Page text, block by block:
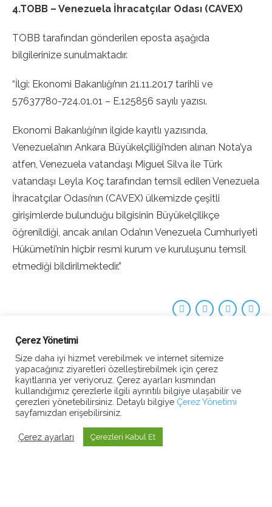
4.TOBB – Venezuela İhracatçılar Odası (CAVEX)
TOBB tarafından gönderilen eposta aşağıda
bilgilerinize sunulmaktadır.
“İlgi: Ekonomi Bakanlığı’nın 21.11.2017 tarihli ve
57637780-724.01.01 – E.125856 sayılı yazısı.
Ekonomi Bakanlığı’nın ilgide kayıtlı yazısında,
Venezuela’nın Ankara Büyükelçiliği’nden alınan Nota’ya
atfen, Venezuela vatandaşı Miguel Silva ile Türk
vatandaşı Leyla Koç tarafından temsil edilen Venezuela
İhracatçılar Odası’nın (CAVEX) ülkemizde çeşitli
girişimlerde bulunduğu bilgisinin Büyükelçilikçe
öğrenildiği, ancak anılan Oda’nın Venezuela Cumhuriyeti
Hükümeti’nin hiçbir resmi kurum ve kuruluşunu temsil
etmediği bildirilmektedir.”
Çerez Yönetimi
Size daha iyi hizmet verebilmek ve internet sitemize
yapacağınız ziyaretleri özelleştirebilmek için çerez
kayıtlarına yer veriyoruz. Çerez ayarları kısmından
kullandığımız çerezlerle ilgili ayrıntılı bilgiye ulaşabilir ve
çerezleri yönetebilirsiniz. Detaylı bilgiye Çerez Yönetimi
sayfamızdan erişebilirsiniz.
Çerez ayarları Çerezleri Kabul Et